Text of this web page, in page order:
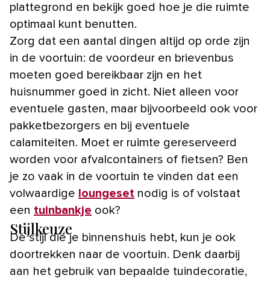
plattegrond en bekijk goed hoe je die ruimte
optimaal kunt benutten.
Zorg dat een aantal dingen altijd op orde zijn
in de voortuin: de voordeur en brievenbus
moeten goed bereikbaar zijn en het
huisnummer goed in zicht. Niet alleen voor
eventuele gasten, maar bijvoorbeeld ook voor
pakketbezorgers en bij eventuele
calamiteiten. Moet er ruimte gereserveerd
worden voor afvalcontainers of fietsen? Ben
je zo vaak in de voortuin te vinden dat een
volwaardige loungeset nodig is of volstaat
een tuinbankje ook?
Stijlkeuze
De stijl die je binnenshuis hebt, kun je ook
doortrekken naar de voortuin. Denk daarbij
aan het gebruik van bepaalde tuindecoratie,